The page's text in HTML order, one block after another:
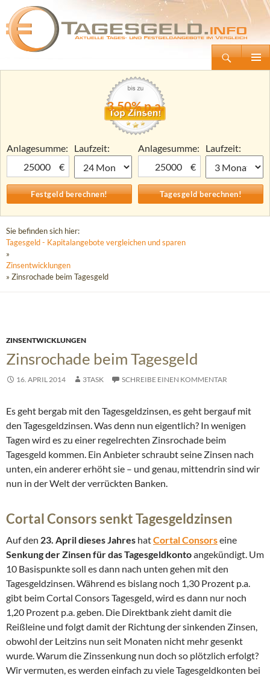
Tagesgeld.info – Tagesgeldkonten vergleichen und Tagesgeld-Zinsen berechnen
Zum
3,50% p.a.
Anlagesumme:
€
Laufzeit:
Anlagesumme:
€
Laufzeit:
Sie befinden sich hier:
Tagesgeld - Kapitalangebote vergleichen und sparen
»
Zinsentwicklungen
» Zinsrochade beim Tagesgeld
ZINSENTWICKLUNGEN
Zinsrochade beim Tagesgeld
16. APRIL 2014 3TASK SCHREIBE EINEN KOMMENTAR
Es geht bergab mit den Tagesgeldzinsen, es geht bergauf mit
den Tagesgeldzinsen. Was denn nun eigentlich? In wenigen
Tagen wird es zu einer regelrechten Zinsrochade beim
Tagesgeld kommen. Ein Anbieter schraubt seine Zinsen nach
unten, ein anderer erhöht sie – und genau, mittendrin sind wir
nun in der Welt der verrückten Banken.
Cortal Consors senkt Tagesgeldzinsen
Auf den 23. April dieses Jahres hatCortal Consorseine
Senkung der Zinsen für das Tagesgeldkontoangekündigt. Um
10 Basispunkte soll es dann nach unten gehen mit den
Tagesgeldzinsen. Während es bislang noch 1,30 Prozent p.a.
gibt beim Cortal Consors Tagesgeld, wird es dann nur noch
1,20 Prozent p.a. geben. Die Direktbank zieht damit die
Reißleine und folgt damit der Richtung der sinkenden Zinsen,
obwohl der Leitzins nun seit Monaten nicht mehr gesenkt
wurde. Warum die Zinssenkung nun doch so plötzlich erfolgt?
Wir vermuten, es werden einfach zu viele Tagesgeldkonten bei